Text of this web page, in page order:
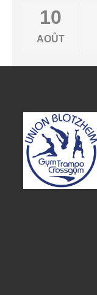
10
AOÛT